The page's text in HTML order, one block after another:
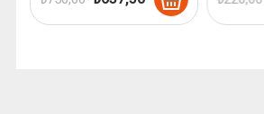
₺ 750,00.
andaki
fiyat: